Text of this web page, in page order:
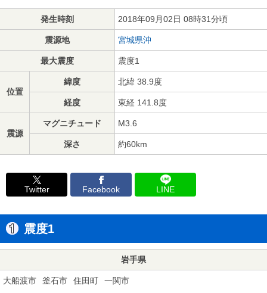
発生時刻 2018年09月02日 08時31分頃
震源地 宮城県沖
最大震度 震度1
位置
緯度 北緯 38.9度
経度 東経 141.8度
震源
マグニチュード M3.6
深さ 約60km
Twitter Facebook LINE
震度1
岩手県
大船渡市 釜石市 住田町 一関市